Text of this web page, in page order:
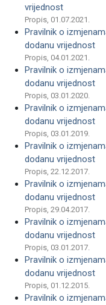
vrijednost
Propis, 01.07.2021.
Pravilnik o
dodanu vrijednost
Propis, 04.01.2021.
Pravilnik o
dodanu vrijednost
Propis, 03.01.2020.
Pravilnik o
dodanu vrijednost
Propis, 03.01.2019.
Pravilnik o
dodanu vrijednost
Propis, 22.12.2017.
Pravilnik o
dodanu vrijednost
Propis, 29.04.2017.
Pravilnik o
dodanu vrijednost
Propis, 03.01.2017.
Pravilnik o
dodanu vrijednost­­­
Propis, 01.12.2015.
Pravilnik o